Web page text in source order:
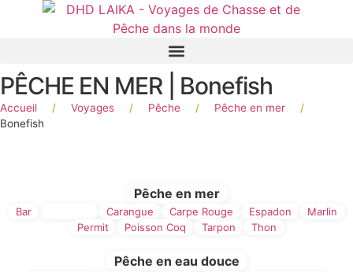
PÊCHE EN MER | Bonefish
Accueil / Voyages / Pêche / Pêche en mer
/
Bonefish
Pêche en mer
Bar Carangue Carpe Rouge Espadon
Marlin
Permit
Poisson Coq Tarpon Thon
Pêche en eau douce
Panneau de gestion des cookies